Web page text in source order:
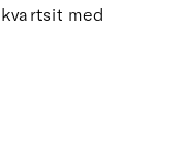
med